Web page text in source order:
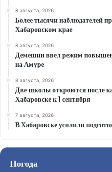
8 августа, 2026
Более тысячи наблюдателей
Хабаровском крае
8 августа, 2026
Демешин ввел режим
на Амуре
8 августа, 2026
Две школы откроются после
Хабаровске к 1 сентября
7 августа, 2026
В Хабаровске усилили
Погода